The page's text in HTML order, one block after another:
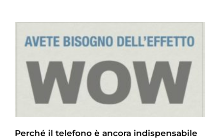
Perché il telefono è ancora indispensabile